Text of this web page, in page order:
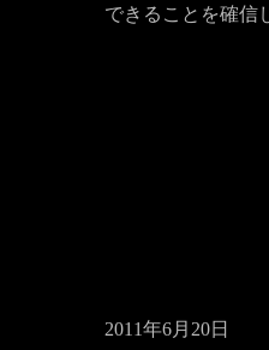
できることを確信
2011年6月20日